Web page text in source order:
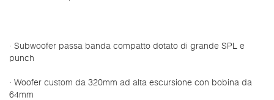
· Subwoofer passa banda compatto dotato di grande SPL e
punch
· Woofer custom da 320mm ad alta escursione con bobina da
64mm